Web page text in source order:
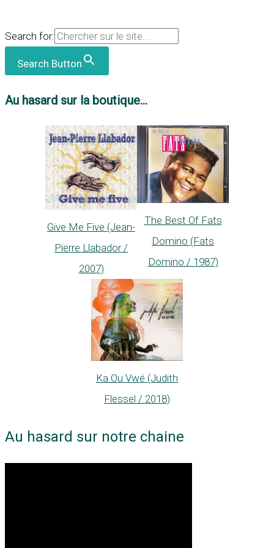
Search for:
Search Button
Au hasard sur la boutique...
Give Me Five (Jean-
Pierre Llabador /
2007)
The Best Of Fats
Domino (Fats
Domino / 1987)
Ka Ou Vwé (Judith
Flessel / 2018)
Au hasard sur notre chaine